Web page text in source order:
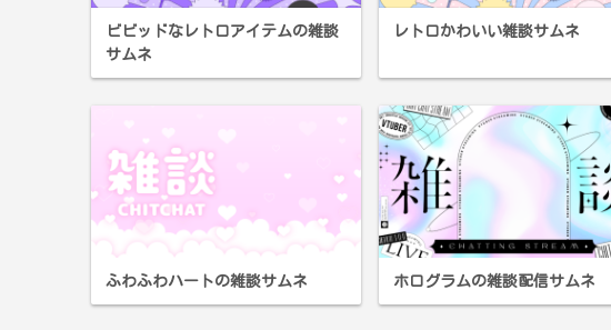
ビビッドなレトロアイテムの雑談
サムネ
レトロかわいい雑談サムネ
ふわふわハートの雑談サムネ ホログラムの雑談配信サムネ